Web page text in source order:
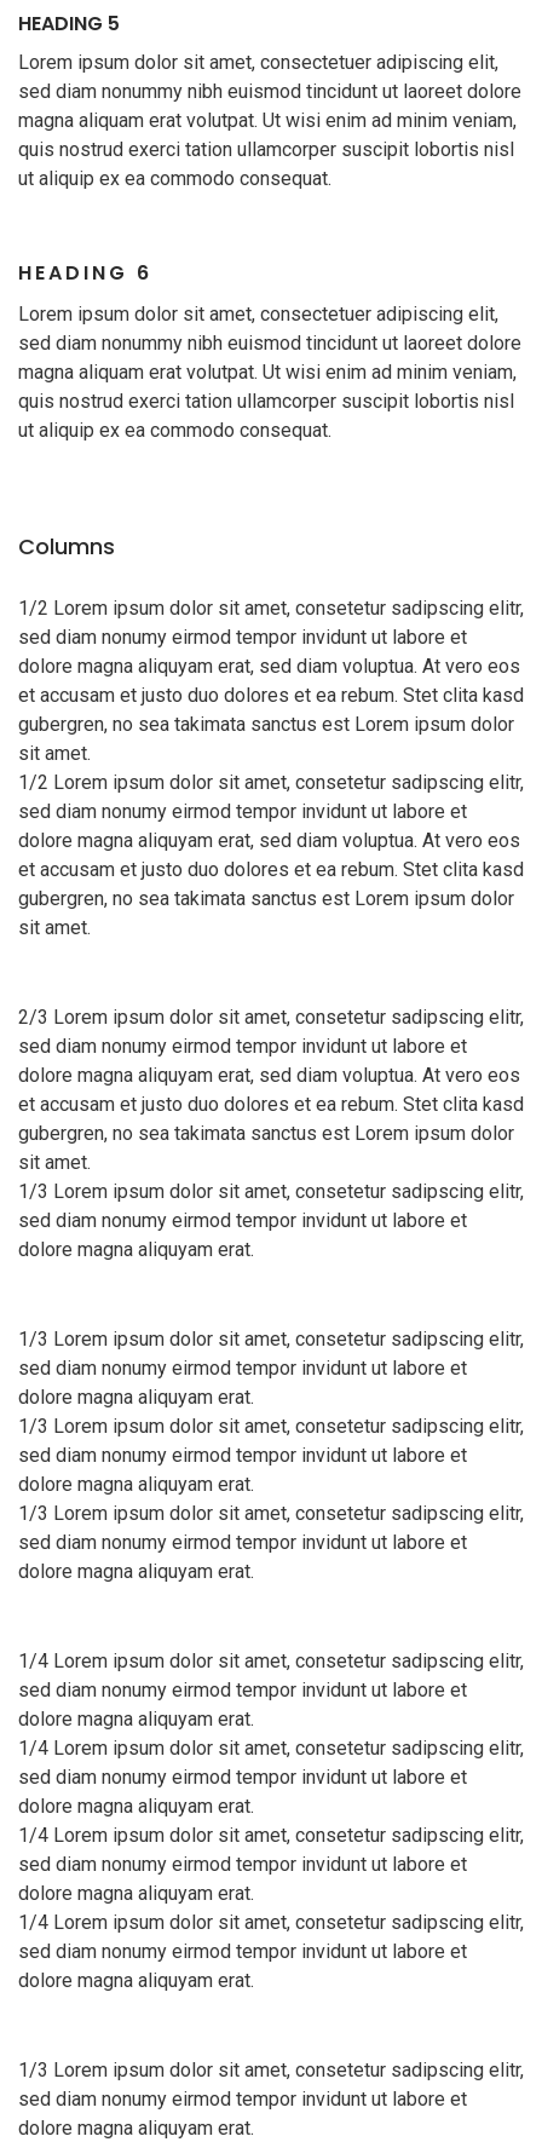
HEADING 5
Lorem ipsum dolor sit amet, consectetuer adipiscing elit,
sed diam nonummy nibh euismod tincidunt ut laoreet dolore
magna aliquam erat volutpat. Ut wisi enim ad minim veniam,
quis nostrud exerci tation ullamcorper suscipit lobortis nisl
ut aliquip ex ea commodo consequat.
HEADING 6
Lorem ipsum dolor sit amet, consectetuer adipiscing elit,
sed diam nonummy nibh euismod tincidunt ut laoreet dolore
magna aliquam erat volutpat. Ut wisi enim ad minim veniam,
quis nostrud exerci tation ullamcorper suscipit lobortis nisl
ut aliquip ex ea commodo consequat.
Columns
1/2 Lorem ipsum dolor sit amet, consetetur sadipscing elitr,
sed diam nonumy eirmod tempor invidunt ut labore et
dolore magna aliquyam erat, sed diam voluptua. At vero eos
et accusam et justo duo dolores et ea rebum. Stet clita kasd
gubergren, no sea takimata sanctus est Lorem ipsum dolor
sit amet.
1/2 Lorem ipsum dolor sit amet, consetetur sadipscing elitr,
sed diam nonumy eirmod tempor invidunt ut labore et
dolore magna aliquyam erat, sed diam voluptua. At vero eos
et accusam et justo duo dolores et ea rebum. Stet clita kasd
gubergren, no sea takimata sanctus est Lorem ipsum dolor
sit amet.
2/3 Lorem ipsum dolor sit amet, consetetur sadipscing elitr,
sed diam nonumy eirmod tempor invidunt ut labore et
dolore magna aliquyam erat, sed diam voluptua. At vero eos
et accusam et justo duo dolores et ea rebum. Stet clita kasd
gubergren, no sea takimata sanctus est Lorem ipsum dolor
sit amet.
1/3 Lorem ipsum dolor sit amet, consetetur sadipscing elitr,
sed diam nonumy eirmod tempor invidunt ut labore et
dolore magna aliquyam erat.
1/3 Lorem ipsum dolor sit amet, consetetur sadipscing elitr,
sed diam nonumy eirmod tempor invidunt ut labore et
dolore magna aliquyam erat.
1/3 Lorem ipsum dolor sit amet, consetetur sadipscing elitr,
sed diam nonumy eirmod tempor invidunt ut labore et
dolore magna aliquyam erat.
1/3 Lorem ipsum dolor sit amet, consetetur sadipscing elitr,
sed diam nonumy eirmod tempor invidunt ut labore et
dolore magna aliquyam erat.
1/4 Lorem ipsum dolor sit amet, consetetur sadipscing elitr,
sed diam nonumy eirmod tempor invidunt ut labore et
dolore magna aliquyam erat.
1/4 Lorem ipsum dolor sit amet, consetetur sadipscing elitr,
sed diam nonumy eirmod tempor invidunt ut labore et
dolore magna aliquyam erat.
1/4 Lorem ipsum dolor sit amet, consetetur sadipscing elitr,
sed diam nonumy eirmod tempor invidunt ut labore et
dolore magna aliquyam erat.
1/4 Lorem ipsum dolor sit amet, consetetur sadipscing elitr,
sed diam nonumy eirmod tempor invidunt ut labore et
dolore magna aliquyam erat.
1/3 Lorem ipsum dolor sit amet, consetetur sadipscing elitr,
sed diam nonumy eirmod tempor invidunt ut labore et
dolore magna aliquyam erat.